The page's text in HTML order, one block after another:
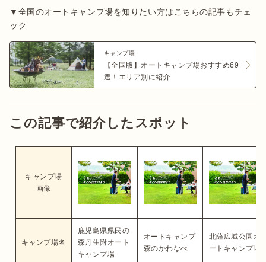
▼全国のオートキャンプ場を知りたい方はこちらの記事もチェ
ック
キャンプ場
【全国版】オートキャンプ場おすすめ69
選！エリア別に紹介
この記事で紹介したスポット
キャンプ場
画像
キャンプ場名
鹿児島県県民の
森丹生附オート
キャンプ場
オートキャンプ
森のかわなべ
北薩広域公園オ
ートキャンプ場